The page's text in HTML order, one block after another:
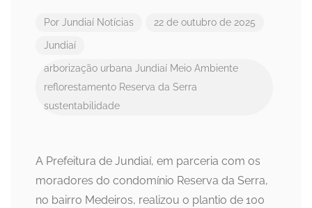
Por Jundiaí Notícias 22 de outubro de 2025
Jundiaí
arborização urbana Jundiaí Meio Ambiente
reflorestamento Reserva da Serra
sustentabilidade
A Prefeitura de Jundiaí, em parceria com os
moradores do condomínio Reserva da Serra,
no bairro Medeiros, realizou o plantio de 100